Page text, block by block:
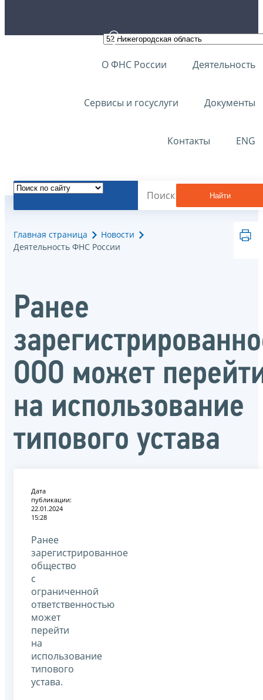
О ФНС России Деятельность
Сервисы и госуслуги Документы
Контакты ENG
Найти
Главная страница
Новости
Деятельность ФНС России
Ранее
ООО может
на использование
типового устава
Дата
публикации:
22.01.2024
15:28
Ранее
зарегистрированное
общество
с
ограниченной
ответственностью
может
перейти
на
использование
типового
устава.